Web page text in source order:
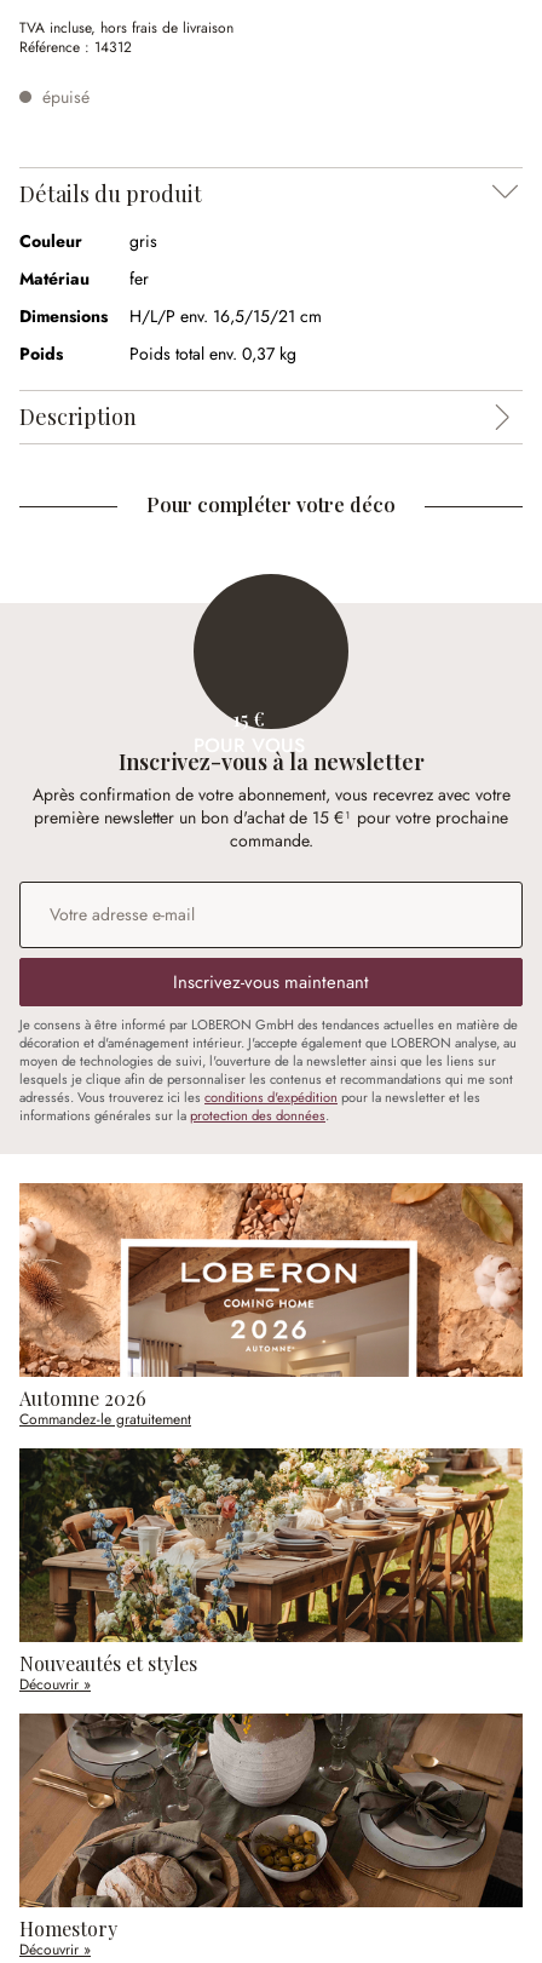
TVA incluse, hors frais de livraison
Référence : 14312
épuisé
Détails du produit
Couleur
gris
Matériau
fer
Dimensions
H/L/P env. 16,5/15/21 cm
Poids
Poids total env. 0,37 kg
Description
Pour compléter votre déco
15 €
POUR VOUS
Inscrivez-vous à la newsletter
Après confirmation de votre abonnement, vous recevrez avec votre
première newsletter un bon d'achat de 15 €¹ pour votre prochaine
commande.
Adresse e-mail
Inscrivez-vous maintenant
Je consens à être informé par LOBERON GmbH des tendances actuelles en matière de
décoration et d'aménagement intérieur. J'accepte également que LOBERON analyse, au
moyen de technologies de suivi, l'ouverture de la newsletter ainsi que les liens sur
lesquels je clique afin de personnaliser les contenus et recommandations qui me sont
adressés. Vous trouverez ici les conditions d'expédition pour la newsletter et les
informations générales sur laprotection des données.
Automne 2026
Commandez-le gratuitement
Nouveautés et styles
Découvrir »
Homestory
Découvrir »